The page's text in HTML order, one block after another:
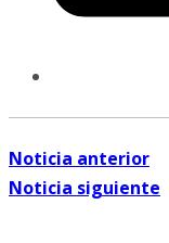
Noticia anterior
Noticia siguiente